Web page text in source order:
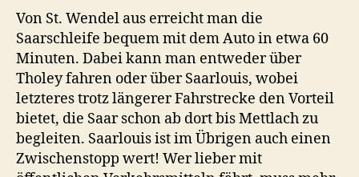
Von St. Wendel aus erreicht man die
Saarschleife bequem mit dem Auto in etwa 60
Minuten. Dabei kann man entweder über
Tholey fahren oder über Saarlouis, wobei
letzteres trotz längerer Fahrstrecke den Vorteil
bietet, die Saar schon ab dort bis Mettlach zu
begleiten. Saarlouis ist im Übrigen auch einen
Zwischenstopp wert! Wer lieber mit